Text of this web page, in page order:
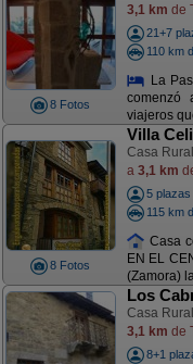
8 Fotos
3,1 km de
21+7
110 km
La
comenzó
viajeros
8 Fotos
Villa
Casa
a 3,1 km
5 plazas
115 km
Casa
EN EL
(Zamora)
Los
Casa
3,1 km de
8+1